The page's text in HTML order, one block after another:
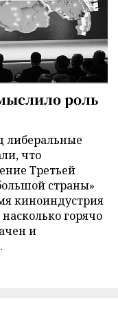
роль
либеральные
что
Третьей
страны»
киноиндустрия
горячо
и